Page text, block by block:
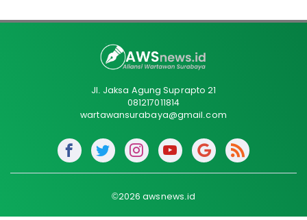
Jl. Jaksa Agung Suprapto 21
081217011814
wartawansurabaya@gmail.com
©2026 awsnews.id